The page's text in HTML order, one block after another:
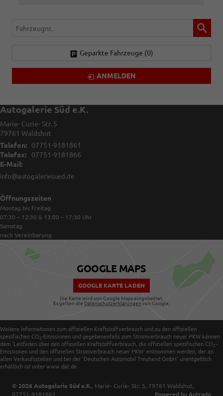
Fahrzeugnr.
Geparkte Fahrzeuge (0)
ANMELDEN
Autogalerie Süd e.K.
Marie- Curie- Str. 5
79761 Waldshut
Telefon:
07751-9181861
Telefax:
07751-9181866
E-Mail:
info@autogaleriesued.de
Öffnungszeiten
Montag bis Freitag
07:30 – 12:30 & 13:00 – 17:30 Uhr
Samstag
nach Vereinbarung
GOOGLE MAPS
GOOGLE KARTE LADEN
Die Karte wird von Google Maps eingebettet.
Es gelten die Datenschutzerklärungen von Google.
Weitere Informationen zum offiziellen Kraftstoffverbrauch und zu den offiziellen
spezifischen CO 2-Emissionen und gegebenenfalls zum Stromverbrauch neuer PKW können
dem 'Leitfaden über den offiziellen Kraftstoffverbrauch, die offiziellen spezifischen CO 2-
Emissionen und den offiziellen Stromverbrauch neuer PKW' entnommen werden, der an
allen Verkaufsstellen und bei der 'Deutschen Automobil Treuhand GmbH' unentgeltlich
erhältlich ist unter www.dat.de.
© 2026 Autogalerie Süd e.K., Marie- Curie- Str. 5, 79761 Waldshut,
07751-9181861
Powered by Autrado